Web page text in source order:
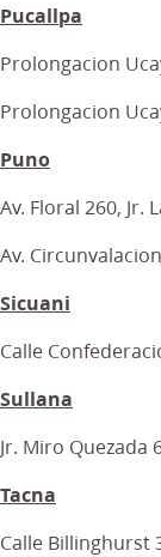
Pucallpa
Prolongacion
Prolongacion
Puno
Av. Floral 260, Jr.
Av.
Sicuani
Calle
Sullana
Jr. Miro Quezada
Tacna
Calle Billinghurst